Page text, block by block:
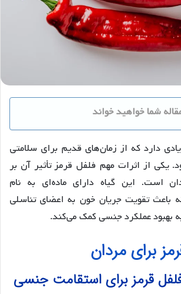
شما خواهید خواند
دارد که از زمان‌های قدیم برای سلامتی
یکی از اثرات مهم فلفل قرمز تأثیر آن بر
است. این گیاه دارای ماده‌ای به نام
باعث تقویت جریان خون به اعضای تناسلی
بهبود عملکرد جنسی کمک می‌کند.
برای مردان
قرمز برای استقامت جنسی